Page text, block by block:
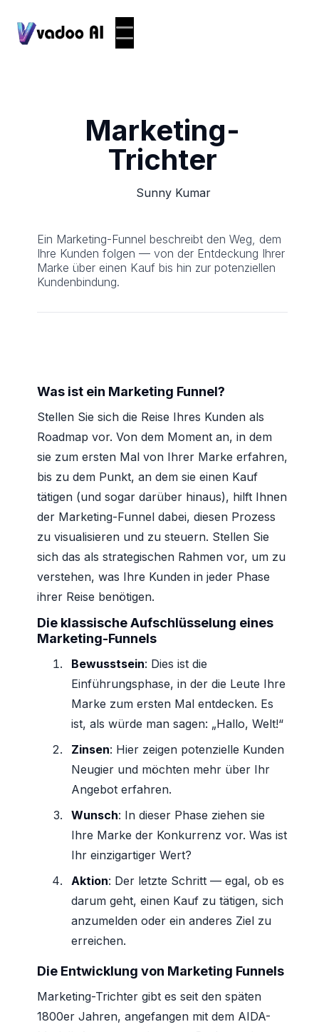
Marketing-
Trichter
Sunny Kumar
Ein Marketing-Funnel beschreibt den Weg, dem
Ihre Kunden folgen — von der Entdeckung Ihrer
Marke über einen Kauf bis hin zur potenziellen
Kundenbindung.
Was ist ein Marketing Funnel?
Stellen Sie sich die Reise Ihres Kunden als
Roadmap vor. Von dem Moment an, in dem
sie zum ersten Mal von Ihrer Marke erfahren,
bis zu dem Punkt, an dem sie einen Kauf
tätigen (und sogar darüber hinaus), hilft Ihnen
der Marketing-Funnel dabei, diesen Prozess
zu visualisieren und zu steuern. Stellen Sie
sich das als strategischen Rahmen vor, um zu
verstehen, was Ihre Kunden in jeder Phase
ihrer Reise benötigen.
Die klassische Aufschlüsselung eines
Marketing-Funnels
Bewusstsein: Dies ist die
Einführungsphase, in der die Leute Ihre
Marke zum ersten Mal entdecken. Es
ist, als würde man sagen: „Hallo, Welt!“
Zinsen: Hier zeigen potenzielle Kunden
Neugier und möchten mehr über Ihr
Angebot erfahren.
Wunsch: In dieser Phase ziehen sie
Ihre Marke der Konkurrenz vor. Was ist
Ihr einzigartiger Wert?
Aktion: Der letzte Schritt — egal, ob es
darum geht, einen Kauf zu tätigen, sich
anzumelden oder ein anderes Ziel zu
erreichen.
Die Entwicklung von Marketing Funnels
Marketing-Trichter gibt es seit den späten
1800er Jahren, angefangen mit dem AIDA-